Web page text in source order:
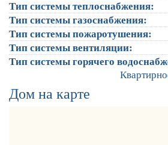
Тип системы теплоснабжения:
Тип системы газоснабжения:
Тип системы пожаротушения:
Тип системы вентиляции:
Тип системы горячего
Дом на карте